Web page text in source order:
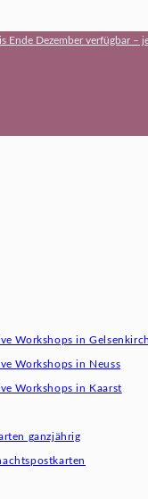
Ende Dezember verfügbar –
Workshops in
Workshops in Neuss
Workshops in Kaarst
ganzjährig